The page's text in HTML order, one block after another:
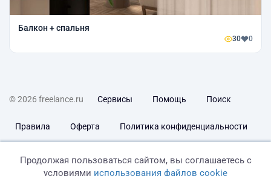
Балкон + спальня
30 0
© 2026 freelance.ru Сервисы Помощь Поиск
Правила Оферта Политика конфиденциальности
Продолжая пользоваться сайтом, вы соглашаетесь с
условиями использования файлов cookie